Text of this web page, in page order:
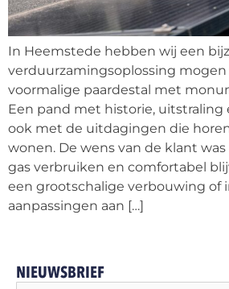
In Heemstede hebben wij een
verduurzamingsoplossing mogen
voormalige paardestal met
Een pand met historie, uitstraling
ook met de uitdagingen die
wonen. De wens van de klant
gas verbruiken en comfortabel
een grootschalige verbouwing of
aanpassingen aan […]
NIEUWSBRIEF